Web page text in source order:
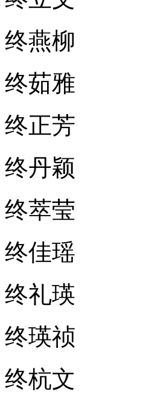
终燕柳
终茹雅
终正芳
终丹颖
终萃莹
终佳瑶
终礼瑛
终瑛祯
终杭文